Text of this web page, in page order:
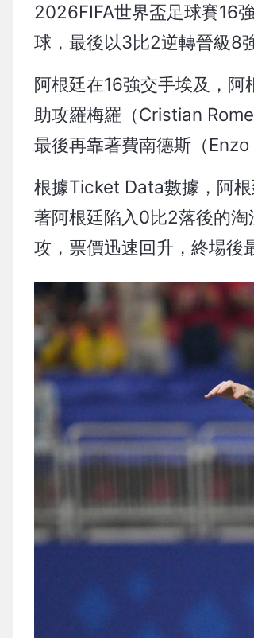
2026FIFA世界盃足球賽16
球，最後以3比2逆轉晉級8
阿根廷在16強交手埃及，
助攻羅梅羅（Cristian
最後再靠著費南德斯（
根據Ticket Data數據，阿
著阿根廷陷入0比2落後的
攻，票價迅速回升，終場後